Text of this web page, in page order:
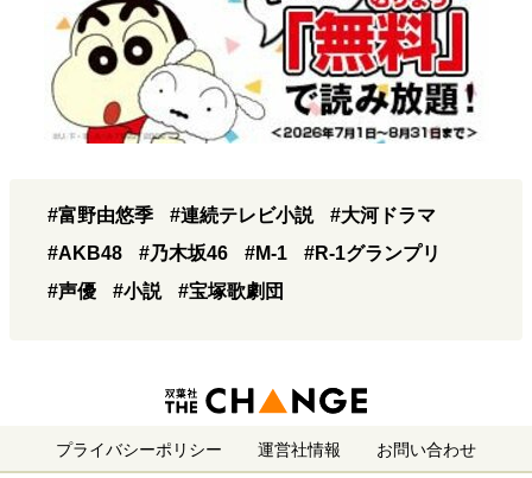
#富野由悠季 #連続テレビ小説
#大河ドラマ
#AKB48
#乃木坂46 #M-1
#R-1グランプリ
#声優
#小説 #宝塚歌劇団
プライバシーポリシー 運営社情報 お問い合わせ